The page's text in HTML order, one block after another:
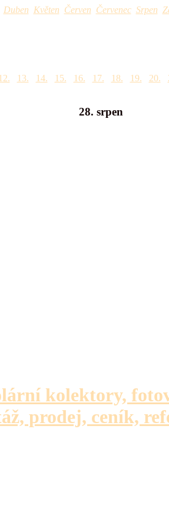
Duben Květen Červen Červenec Srpen
12. 13. 14. 15. 16. 17. 18. 19. 20.
28. srpen
kolektory,
prodej, ceník,